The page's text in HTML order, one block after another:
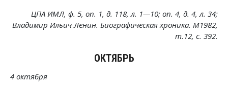
ЦПА ИМЛ, ф. 5, on. 1, д. 118, л. 1—10; on. 4, д. 4, л. 34;
Владимир Ильич Ленин. Биографическая хроника. М1982,
т.12, с. 392.
ОКТЯБРЬ
4 октября